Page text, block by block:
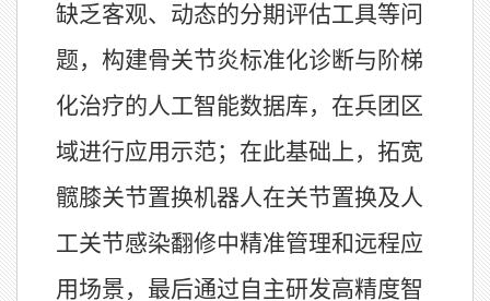
缺乏客观、动态的分期评估工具等问
题，构建骨关节炎标准化诊断与阶梯
化治疗的人工智能数据库，在兵团区
域进行应用示范；在此基础上，拓宽
髋膝关节置换机器人在关节置换及人
工关节感染翻修中精准管理和远程应
用场景，最后通过自主研发高精度智